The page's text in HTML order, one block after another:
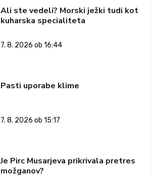
Ali ste vedeli? Morski ježki tudi kot
kuharska specialiteta
7. 8. 2026 ob 16:44
Pasti uporabe klime
7. 8. 2026 ob 15:17
Je Pirc Musarjeva prikrivala pretres
možganov?